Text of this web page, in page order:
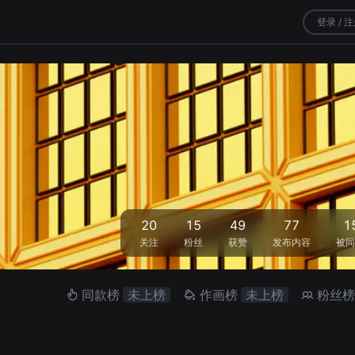
登录 /
20
关注
15
粉丝
49
获赞
77
发布内容 被
同款榜 未上榜 作画榜 未上榜 粉丝榜